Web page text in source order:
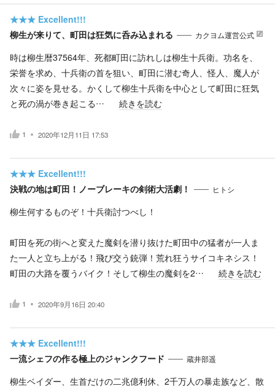
★★★ Excellent!!!
柳生が来りて、町田は狂気に呑み込まれる
カクヨム運営公式
時は柳生暦37564年、死都町田に訪れしは柳生十兵衛。功名を、
栄誉を求め、十兵衛の首を狙い、町田に潜む奇人、怪人、魔人が
次々に姿を見せる。かくして柳生十兵衛を中心として町田に狂気
と死の渦が巻き起こる…
続きを読む
1 2020年12月11日 17:53
★★★ Excellent!!!
決戦の地は町田！ノーブレーキの剣術大活劇！
ヒトシ
柳生何するものぞ！十兵衛討つべし！
町田を死の街へと変えた魔剣を潜り抜けた町田中の猛者が一人ま
た一人と立ち上がる！飛び交う銃弾！荒れ狂うサイコキネシス！
町田の大路を覆うバイク！そして柳生の魔剣を2…
続きを読む
1 2020年9月16日 20:40
★★★ Excellent!!!
一流シェフの作る極上のジャンクフード
蔵井部遥
柳生ベイダー、生首だけの二兆億利休、2千万人の暴走族など、散